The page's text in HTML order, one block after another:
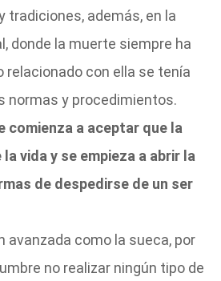
tradiciones, además, en la
donde la muerte siempre ha
relacionado con ella se tenía
normas y procedimientos.
comienza a aceptar que la
vida y se empieza a abrir la
de despedirse de un ser
avanzada como la sueca, por
no realizar ningún tipo de